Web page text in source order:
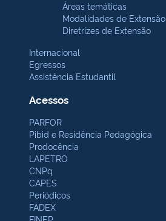
Áreas temáticas
Modalidades de Extensão
Diretrizes de Extensão
Internacional
Egressos
Assistência Estudantil
Acessos
PARFOR
Pibid e Residência Pedagógica
Prodocência
LAPETRO
CNPq
CAPES
Periódicos
FADEX